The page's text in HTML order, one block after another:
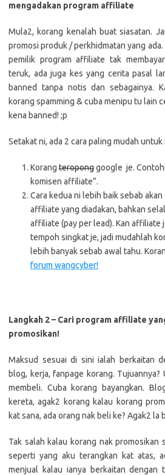
mengadakan program affiliate
Mula2, korang kenalah buat siasatan.
promosi produk / perkhidmatan yang ada.
pemilik program affiliate tak
teruk, ada juga kes yang cerita pasal
banned tanpa notis dan sebagainya.
korang spamming & cuba menipu tu lain
kena banned! ;p
Setakat ni, ada 2 cara paling mudah untuk
Korang teroponggoogle je.
komisen affiliate”.
Cara kedua ni lebih baik sebab
affiliate yang diadakan, bahkan
affiliate (pay per lead). Kan affiliate
tempoh singkat je, jadi mudahlah
lebih banyak sebab awal tahu.
forum wangcyber!
Langkah 2 – Cari program affiliate
promosikan!
Maksud sesuai di sini ialah berkaitan
blog, kerja, fanpage korang. Tujuannya?
membeli. Cuba korang bayangkan.
kereta, agak2 korang kalau korang
kat sana, ada orang nak beli ke? Agak2 la
Tak salah kalau korang nak promosikan
seperti yang aku terangkan kat atas,
menjual kalau ianya berkaitan dengan